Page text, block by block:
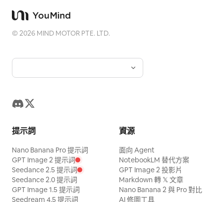
©2026 MIND MOTOR PTE. LTD.
提示詞
Nano Banana Pro 提示詞
GPT Image 2 提示詞
Seedance 2.5 提示詞
Seedance 2.0 提示詞
GPT Image 1.5 提示詞
Seedream 4.5 提示詞
資源
面向 Agent
NotebookLM 替代方案
GPT Image 2 投影片
Markdown 轉 𝕏 文章
Nano Banana 2 與 Pro 對比
AI 修圖工具